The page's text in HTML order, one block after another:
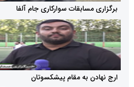
سوارکاری جام آلفا
به مقام پیشکسوتان